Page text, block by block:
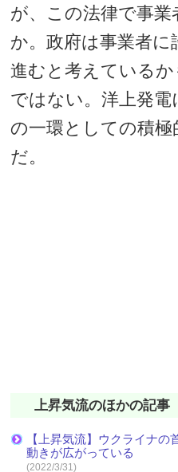
が、この法律で事業
か。政府は事業者に
進むと考えている
ではない。洋上発電
の一環としての積
だ。
上昇気流のほかの記事
【上昇気流】ウクライナ
動きが広がっている
(2022/3/31)